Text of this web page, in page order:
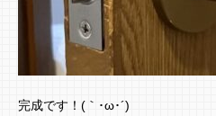
完成です！(｀･ω･´)ゞ